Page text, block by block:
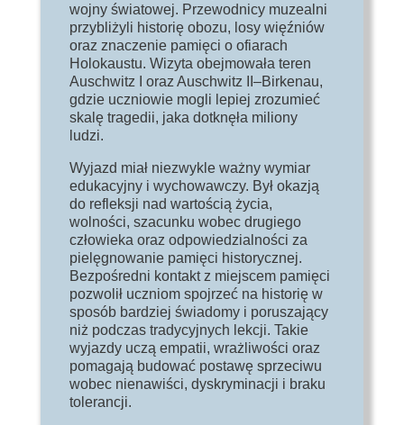
wojny światowej. Przewodnicy muzealni
przybliżyli historię obozu, losy więźniów
oraz znaczenie pamięci o ofiarach
Holokaustu. Wizyta obejmowała teren
Auschwitz I oraz Auschwitz II–Birkenau,
gdzie uczniowie mogli lepiej zrozumieć
skalę tragedii, jaka dotknęła miliony
ludzi.
Wyjazd miał niezwykle ważny wymiar
edukacyjny i wychowawczy. Był okazją
do refleksji nad wartością życia,
wolności, szacunku wobec drugiego
człowieka oraz odpowiedzialności za
pielęgnowanie pamięci historycznej.
Bezpośredni kontakt z miejscem pamięci
pozwolił uczniom spojrzeć na historię w
sposób bardziej świadomy i poruszający
niż podczas tradycyjnych lekcji. Takie
wyjazdy uczą empatii, wrażliwości oraz
pomagają budować postawę sprzeciwu
wobec nienawiści, dyskryminacji i braku
tolerancji.